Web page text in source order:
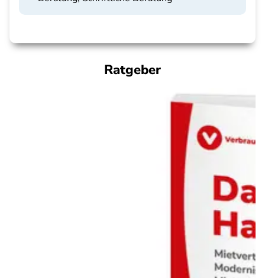
Ratgeber